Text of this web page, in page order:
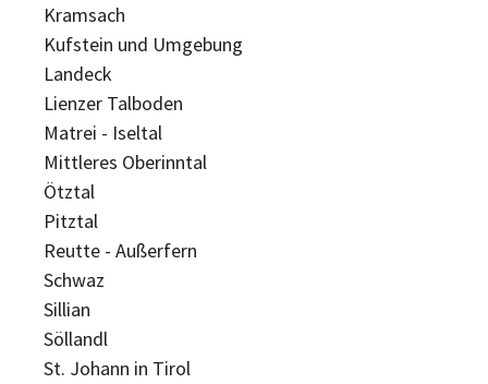
Kramsach
Kufstein und Umgebung
Landeck
Lienzer Talboden
Matrei - Iseltal
Mittleres Oberinntal
Ötztal
Pitztal
Reutte - Außerfern
Schwaz
Sillian
Söllandl
St. Johann in Tirol